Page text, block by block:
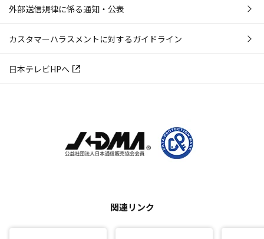
外部送信規律に係る通知・公表
カスタマーハラスメントに対するガイドライン
日本テレビHPへ
関連リンク